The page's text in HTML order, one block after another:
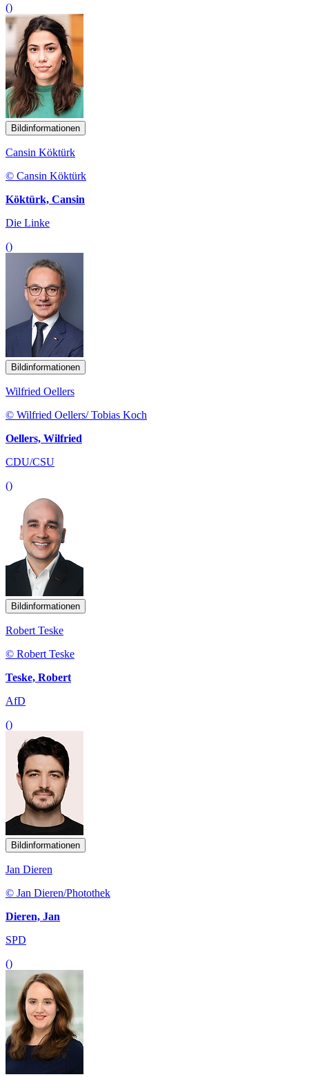
()
Bildinformationen
Cansin Köktürk
© Cansin Köktürk
Köktürk, Cansin
Die Linke
()
Bildinformationen
Wilfried Oellers
© Wilfried Oellers/ Tobias Koch
Oellers, Wilfried
CDU/CSU
()
Bildinformationen
Robert Teske
© Robert Teske
Teske, Robert
AfD
()
Bildinformationen
Jan Dieren
© Jan Dieren/Photothek
Dieren, Jan
SPD
()